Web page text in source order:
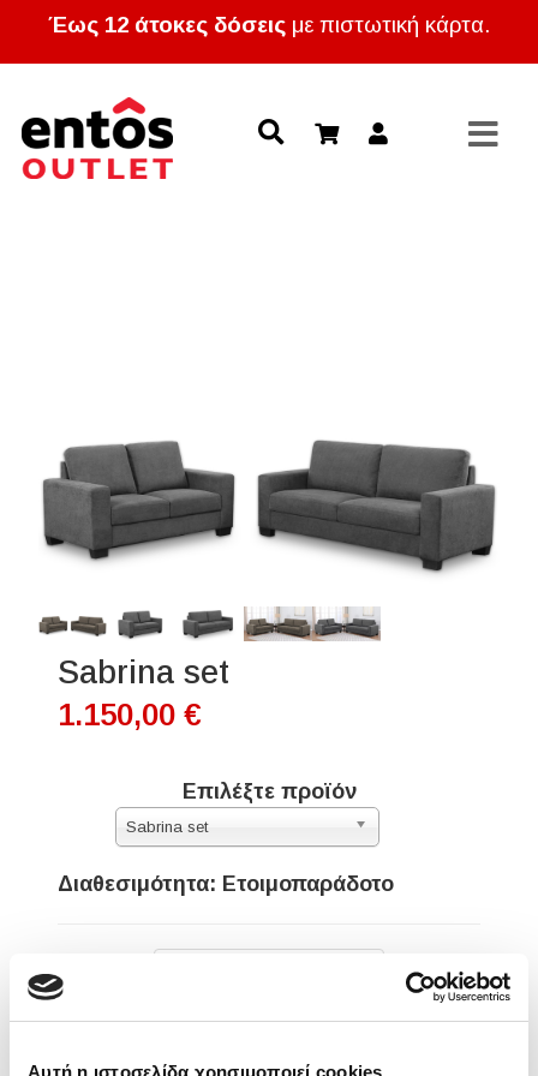
Αυτή η ιστοσελίδα χρησιμοποιεί cookies
Έως 12 άτοκες δόσεις με πιστωτική κάρτα.
Sabrina set
1.150,00 €
Επιλέξτε προϊόν
Sabrina set
Διαθεσιμότητα: Ετοιμοπαράδοτο